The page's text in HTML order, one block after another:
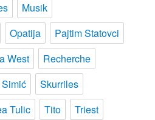
Musik
Opatija
Pajtim Statovci
West
Recherche
Skurriles
Tulic Tito
Triest